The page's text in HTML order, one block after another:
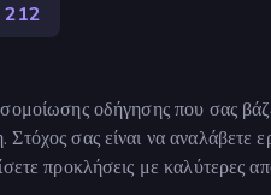
212
οδήγησης που σας
σας είναι να αναλάβετε
προκλήσεις με καλύτερες